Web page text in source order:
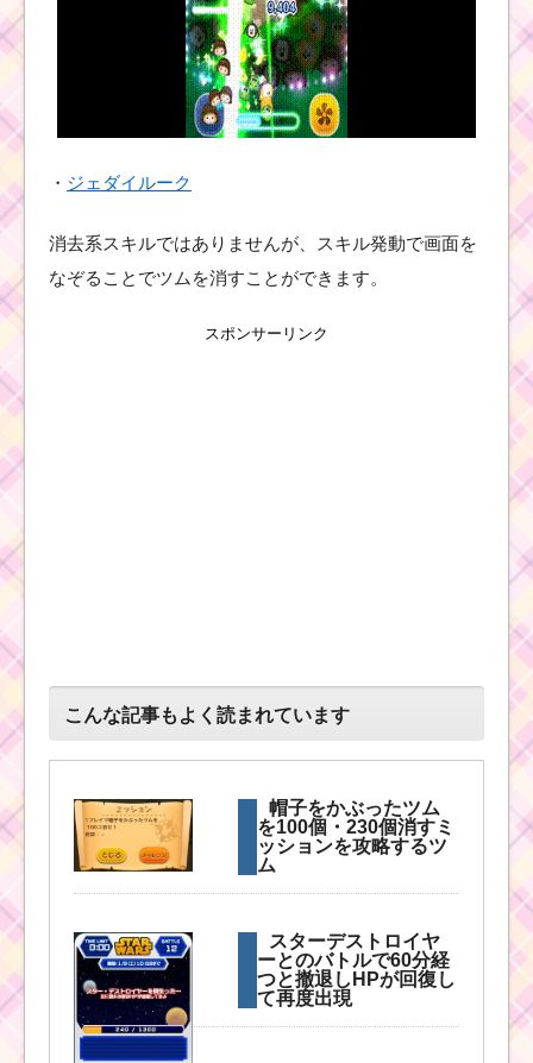
2周年記念カップ
ケーキイベント
を攻略するのに
おすすめのツム
6回使うミッションを攻
ツムツム！ハッピーハ
ィパーティーは消した
数がキャンディの数に
なる！
ンゴ1枚目！完全攻略法
を公開中！これで初心
者もクリアできる
・ ジェダイルーク
消去系スキルではありませんが、スキル発動で画面を
なぞることでツムを消すことができます。
スポンサーリンク
こんな記事もよく読まれています
帽子をかぶったツム
を100個・230個消すミ
ッションを攻略するツ
ム
スターデストロイヤ
ーとのバトルで60分経
つと撤退しHPが回復し
て再度出現